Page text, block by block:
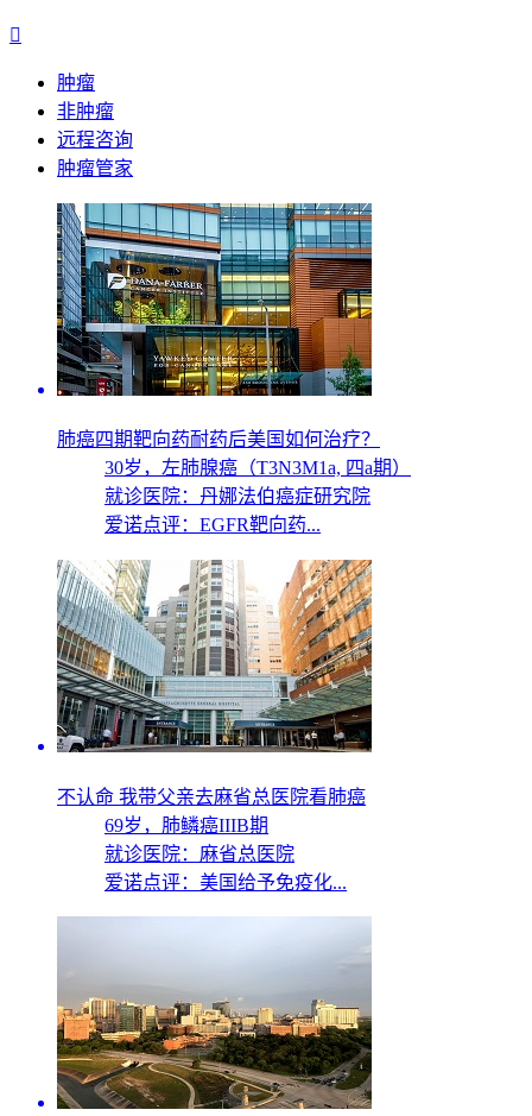

肿瘤
非肿瘤
远程咨询
肿瘤管家
肺癌四期靶向药耐药后美国如何治疗？
30岁， 左肺腺癌（T3N3M1a, 四a期）
就诊医院：丹娜法伯癌症研究院
爱诺点评：EGFR靶向药...
不认命 我带父亲去麻省总医院看肺癌
69岁， 肺鳞癌IIIB期
就诊医院：麻省总医院
爱诺点评：美国给予免疫化...